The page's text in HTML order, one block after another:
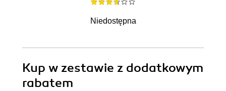
Niedostępna
Kup w zestawie z dodatkowym
rabatem